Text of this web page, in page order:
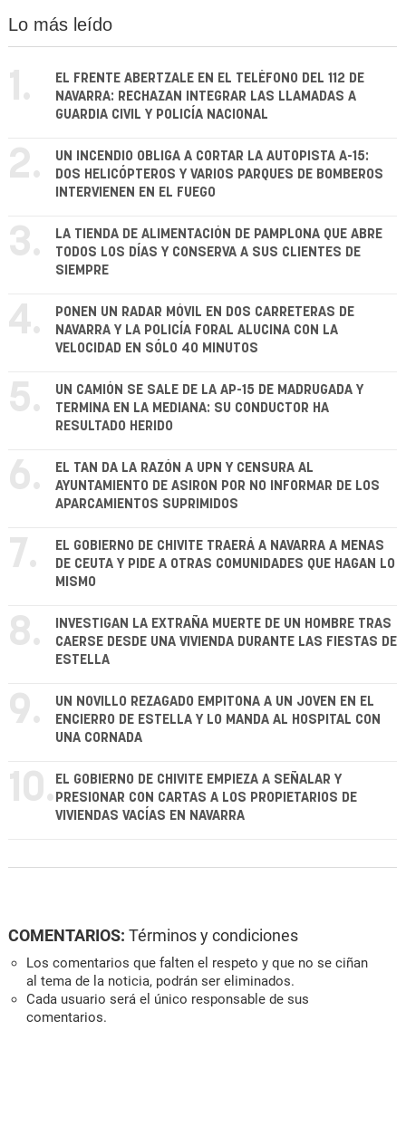
Lo más leído
1.
EL FRENTE ABERTZALE EN EL TELÉFONO DEL 112 DE
NAVARRA: RECHAZAN INTEGRAR LAS LLAMADAS A
GUARDIA CIVIL Y POLICÍA NACIONAL
2.
UN INCENDIO OBLIGA A CORTAR LA AUTOPISTA A-15:
DOS HELICÓPTEROS Y VARIOS PARQUES DE BOMBEROS
INTERVIENEN EN EL FUEGO
3.
LA TIENDA DE ALIMENTACIÓN DE PAMPLONA QUE ABRE
TODOS LOS DÍAS Y CONSERVA A SUS CLIENTES DE
SIEMPRE
4.
PONEN UN RADAR MÓVIL EN DOS CARRETERAS DE
NAVARRA Y LA POLICÍA FORAL ALUCINA CON LA
VELOCIDAD EN SÓLO 40 MINUTOS
5.
UN CAMIÓN SE SALE DE LA AP-15 DE MADRUGADA Y
TERMINA EN LA MEDIANA: SU CONDUCTOR HA
RESULTADO HERIDO
6.
EL TAN DA LA RAZÓN A UPN Y CENSURA AL
AYUNTAMIENTO DE ASIRON POR NO INFORMAR DE LOS
APARCAMIENTOS SUPRIMIDOS
7.
EL GOBIERNO DE CHIVITE TRAERÁ A NAVARRA A MENAS
DE CEUTA Y PIDE A OTRAS COMUNIDADES QUE HAGAN LO
MISMO
8.
INVESTIGAN LA EXTRAÑA MUERTE DE UN HOMBRE TRAS
CAERSE DESDE UNA VIVIENDA DURANTE LAS FIESTAS DE
ESTELLA
9.
UN NOVILLO REZAGADO EMPITONA A UN JOVEN EN EL
ENCIERRO DE ESTELLA Y LO MANDA AL HOSPITAL CON
UNA CORNADA
10. EL GOBIERNO DE CHIVITE EMPIEZA A SEÑALAR Y
PRESIONAR CON CARTAS A LOS PROPIETARIOS DE
VIVIENDAS VACÍAS EN NAVARRA
COMENTARIOS: Términos y condiciones
Los comentarios que falten el respeto y que no se ciñan
al tema de la noticia, podrán ser eliminados.
Cada usuario será el único responsable de sus
comentarios.